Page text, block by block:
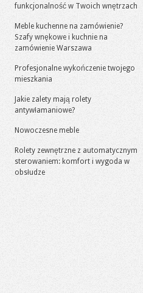
funkcjonalność w Twoich wnętrzach
Meble kuchenne na zamówienie?
Szafy wnękowe i kuchnie na
zamówienie Warszawa
Profesjonalne wykończenie twojego
mieszkania
Jakie zalety mają rolety
antywłamaniowe?
Nowoczesne meble
Rolety zewnętrzne z automatycznym
sterowaniem: komfort i wygoda w
obsłudze